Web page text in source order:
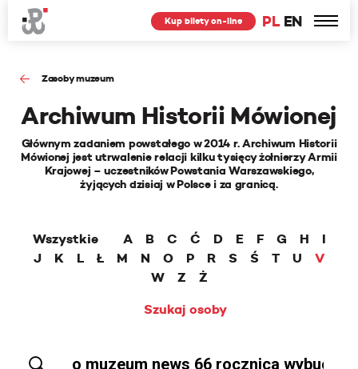
PL EN
Kup bilety on-line
Zasoby muzeum
Archiwum Historii Mówionej
Głównym zadaniem powstałego w 2014 r. Archiwum Historii
Mówionej jest utrwalenie relacji kilku tysięcy żołnierzy Armii
Krajowej – uczestników Powstania Warszawskiego,
żyjących dzisiaj w Polsce i za granicą.
Wszystkie A B C Ć D E F G H
I
J
K L Ł M N O P R S Ś T U
V
W
Z
Ż
Szukaj osoby